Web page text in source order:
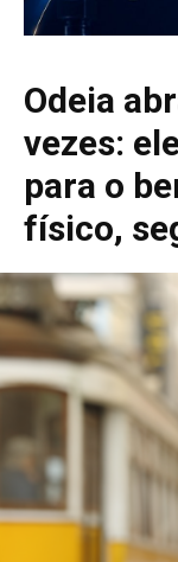
Odeia
vezes:
para o
físico,